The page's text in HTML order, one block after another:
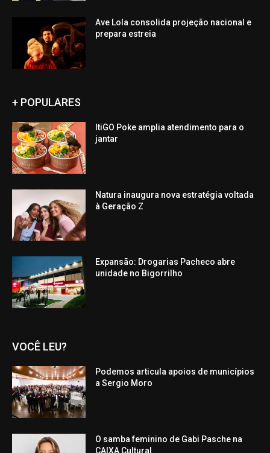
Ave Lola consolida projeção nacional e
prepara estreia
+ POPULARES
ItiGO Poke amplia atendimento para o
jantar
Natura inaugura nova estratégia voltada
à Geração Z
Expansão: Drogarias Pacheco abre
unidade no Bigorrilho
VOCÊ LEU?
Podemos articula apoios de municípios
a Sergio Moro
O samba feminino de Gabi Pasche na
CAIXA Cultural